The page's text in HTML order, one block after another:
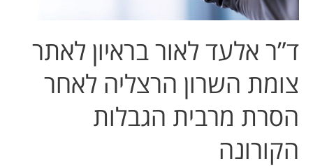
ד”ר אלעד לאור בראיון לאתר
צומת השרון הרצליה לאחר
הסרת מרבית הגבלות
הקורונה
לאחר
מרבית
הגבלות
הקורונה